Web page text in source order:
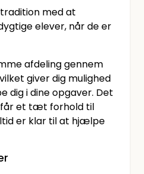
med at
elever, når de er
afdeling gennem
giver dig mulighed
dig i dine opgaver. Det
får et tæt forhold til
er klar til at hjælpe